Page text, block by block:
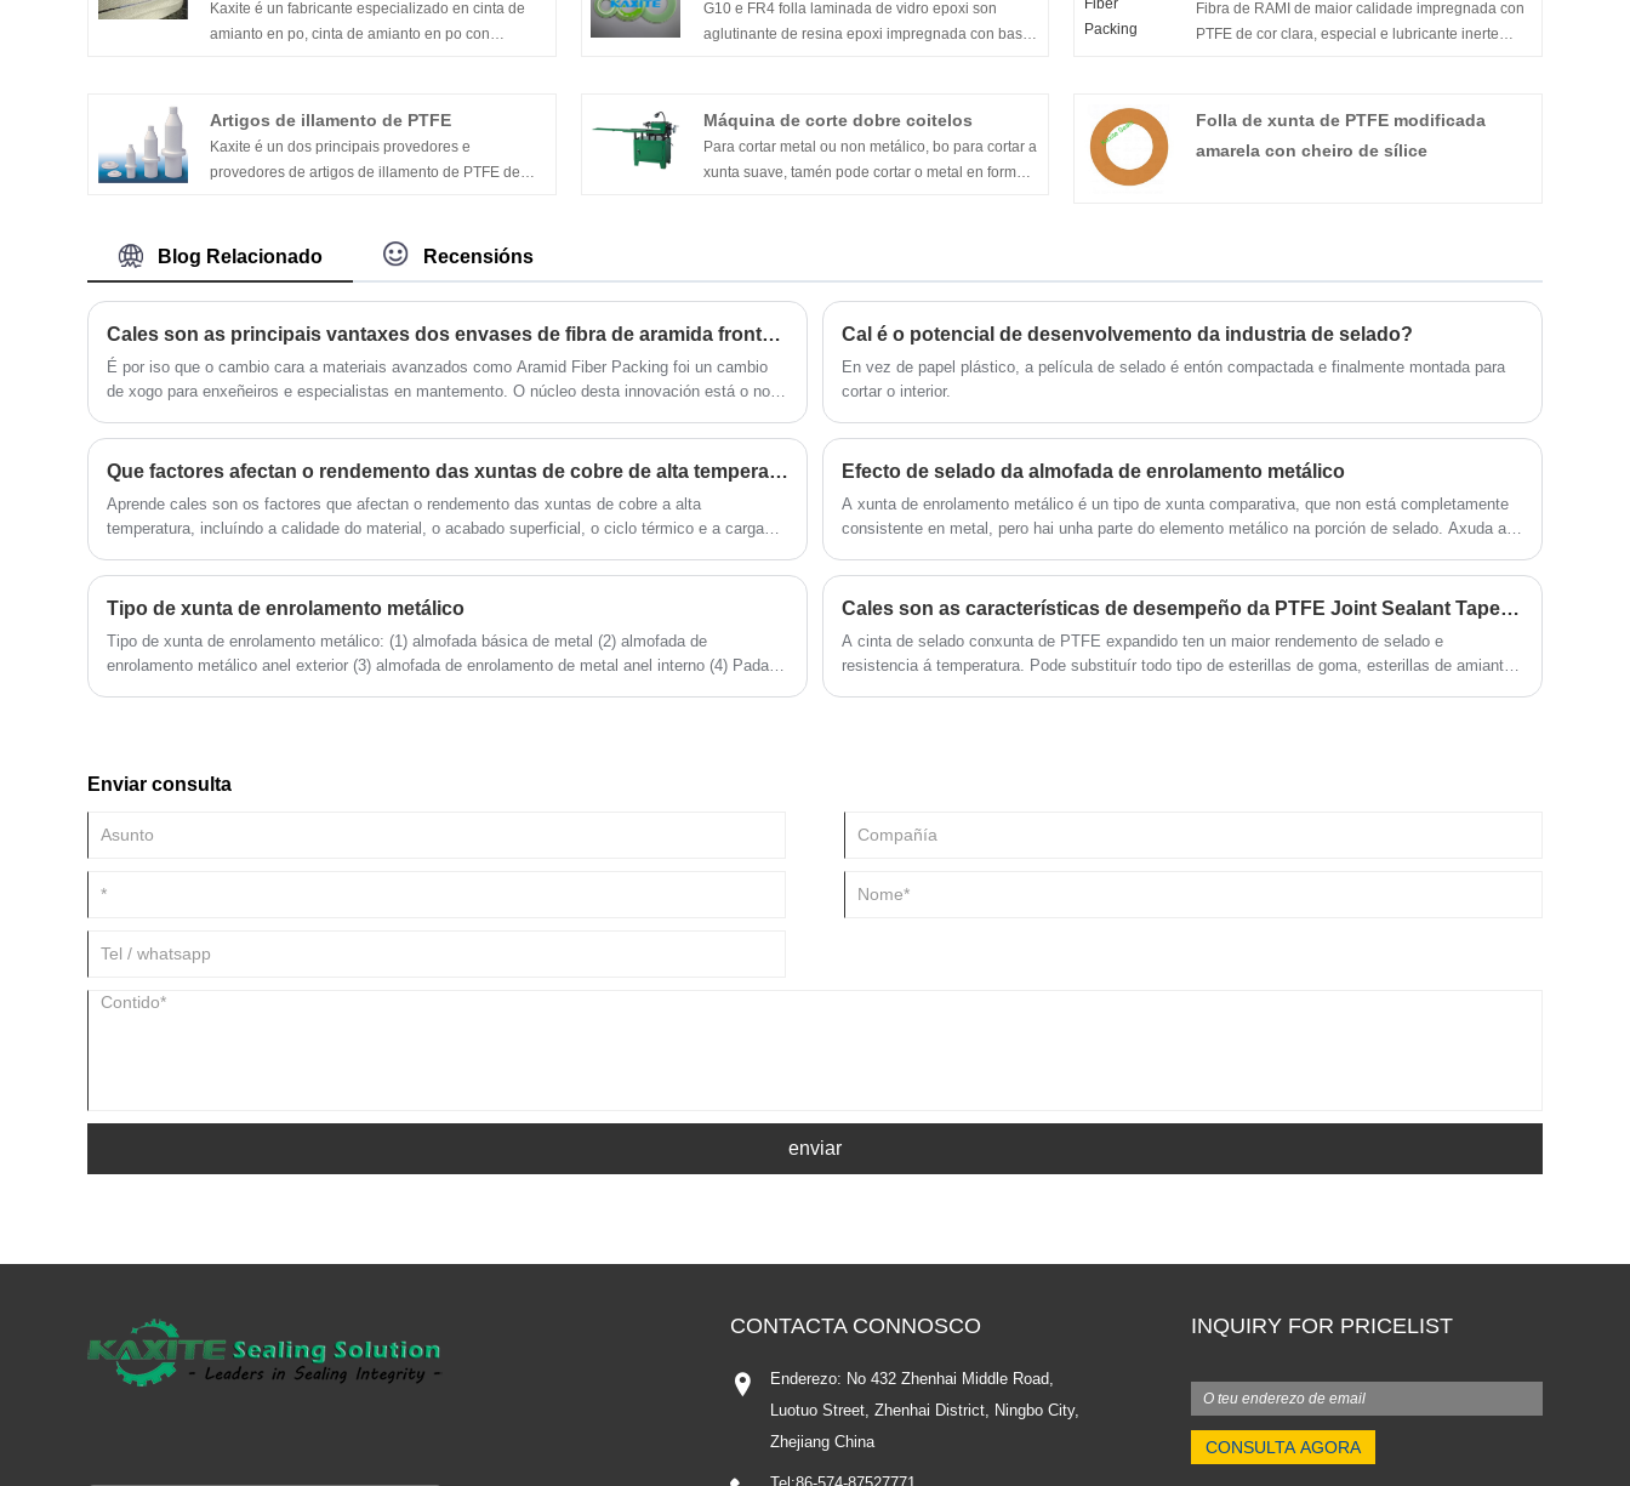
Kaxite é un fabricante especializado en cinta de
amianto en po, cinta de amianto en po con
G10 e FR4 folla laminada de vidro epoxi son
aglutinante de resina epoxi impregnada con base
retardador de chama vén FR-4.
Fibra de RAMI de maior calidade impregnada con
PTFE de cor clara, especial e lubricante inerte
Artigos de illamento de PTFE
Kaxite é un dos principais provedores e
provedores de artigos de illamento de PTFE de
Products.
Máquina de corte dobre coitelos
Para cortar metal ou non metálico, bo para cortar a
xunta suave, tamén pode cortar o metal en forma
Folla de xunta de PTFE modificada
amarela con cheiro de sílice
Blog Relacionado Recensións
Cales son as principais vantaxes dos envases de fibra de aramida fronte aos materiais tradicionais
É por iso que o cambio cara a materiais avanzados como Aramid Fiber Packing foi un cambio
de xogo para enxeñeiros e especialistas en mantemento. O núcleo desta innovación está o noso
redefinien.
Cal é o potencial de desenvolvemento da industria de selado?
En vez de papel plástico, a película de selado é entón compactada e finalmente montada para
cortar o interior.
Que factores afectan o rendemento das xuntas de cobre de alta temperatura?
Aprende cales son os factores que afectan o rendemento das xuntas de cobre a alta
temperatura, incluíndo a calidade do material, o acabado superficial, o ciclo térmico e a carga
Efecto de selado da almofada de enrolamento metálico
A xunta de enrolamento metálico é un tipo de xunta comparativa, que non está completamente
consistente en metal, pero hai unha parte do elemento metálico na porción de selado. Axuda a
mellor resiliencia.
Tipo de xunta de enrolamento metálico
Tipo de xunta de enrolamento metálico: (1) almofada básica de metal (2) almofada de
enrolamento metálico anel exterior (3) almofada de enrolamento de metal anel interno (4) Padado
Cales son as características de desempeño da PTFE Joint Sealant Tape expandida?
A cinta de selado conxunta de PTFE expandido ten un maior rendemento de selado e
resistencia á temperatura. Pode substituír todo tipo de esterillas de goma, esterillas de amianto,
Enviar consulta
enviar
INQUIRY FOR PRICELIST
CONTACTA CONNOSCO
Enderezo: No 432 Zhenhai Middle Road,
Luotuo Street, Zhenhai District, Ningbo City,
Zhejiang China